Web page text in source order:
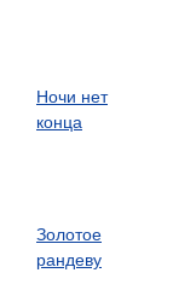
Ночи нет
конца
Золотое
рандеву